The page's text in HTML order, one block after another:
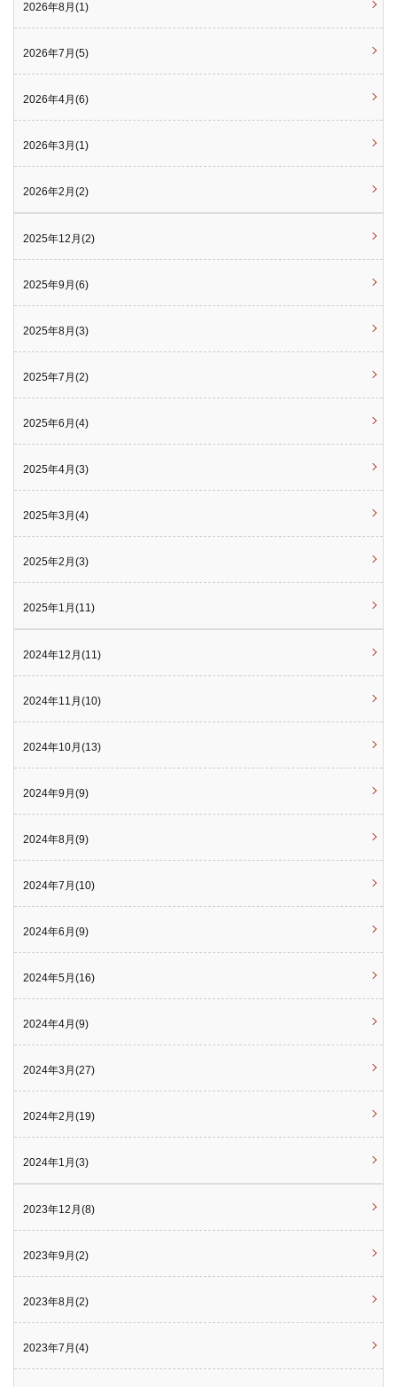
2026年8月(1)
2026年7月(5)
2026年4月(6)
2026年3月(1)
2026年2月(2)
2025年12月(2)
2025年9月(6)
2025年8月(3)
2025年7月(2)
2025年6月(4)
2025年4月(3)
2025年3月(4)
2025年2月(3)
2025年1月(11)
2024年12月(11)
2024年11月(10)
2024年10月(13)
2024年9月(9)
2024年8月(9)
2024年7月(10)
2024年6月(9)
2024年5月(16)
2024年4月(9)
2024年3月(27)
2024年2月(19)
2024年1月(3)
2023年12月(8)
2023年9月(2)
2023年8月(2)
2023年7月(4)